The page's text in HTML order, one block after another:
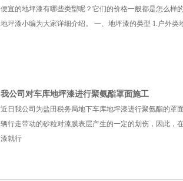
便宜的地坪漆有哪些类型呢？它们的价格一般都是怎么样
地坪漆小编为大家详细介绍。 一、地坪漆的类型 1.户外类
我公司对车库地坪漆进行聚氨酯罩面施工
近日我公司为盐田税务局地下车库地坪漆进行聚氨酯的罩
辆行走带动的砂粒对漆膜表层产生的一定的划伤，因此，
漆就行